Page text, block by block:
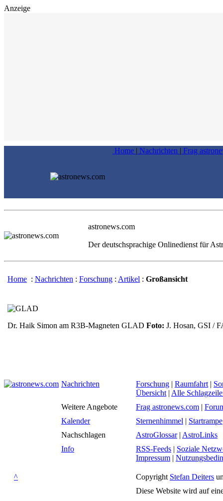
Anzeige
Home | Nachrichten | Frag
astronews.com
Der deutschsprachige Onlinedienst für
Home : Nachrichten : Forschung : Artikel : Großansicht
Dr. Haik Simon am R3B-Magneten GLAD Foto: J. Hosan, GSI /
Nachrichten Forschung | Raumfahrt |
Übersicht | Alle
Weitere Angebote
Frag astronews.com |
Kalender
Sternenhimmel | Startrampe
Nachschlagen
AstroGlossar| AstroLinks
Info
RSS-Feeds | Soziale
Impressum |
^ Copyright Stefan Deiters
Diese Website wird auf